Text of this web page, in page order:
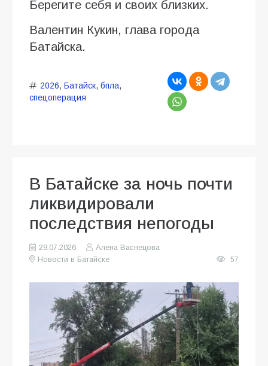
Берегите себя и своих близких.
Валентин Кукин, глава города
Батайска.
2026, Батайск, бпла,
спецоперация
В Батайске за ночь почти
ликвидировали
последствия непогоды
29.07.2026
Алена Васнецова
Новости в Батайске
57